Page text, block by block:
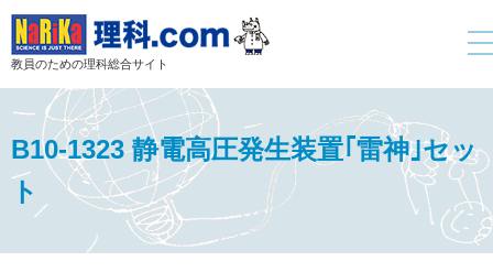
教員のための理科総合サイト
B10-1323 静電高圧発生装置｢雷神｣セッ
ト